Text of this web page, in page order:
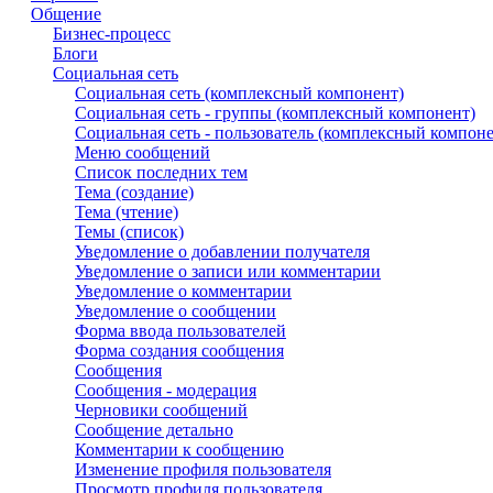
Общение
Бизнес-процесс
Блоги
Социальная сеть
Социальная сеть (комплексный компонент)
Социальная сеть - группы (комплексный компонент)
Социальная сеть - пользователь (комплексный
Меню сообщений
Список последних тем
Тема (создание)
Тема (чтение)
Темы (список)
Уведомление о добавлении получателя
Уведомление о записи или комментарии
Уведомление о комментарии
Уведомление о сообщении
Форма ввода пользователей
Форма создания сообщения
Сообщения
Сообщения - модерация
Черновики сообщений
Сообщение детально
Комментарии к сообщению
Изменение профиля пользователя
Просмотр профиля пользователя